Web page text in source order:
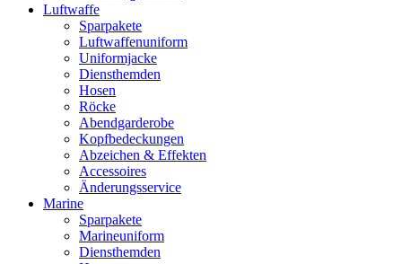
Luftwaffe
Sparpakete
Luftwaffenuniform
Uniformjacke
Diensthemden
Hosen
Röcke
Abendgarderobe
Kopfbedeckungen
Abzeichen & Effekten
Accessoires
Änderungsservice
Marine
Sparpakete
Marineuniform
Diensthemden